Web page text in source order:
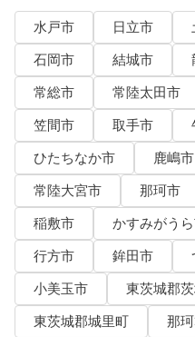
水戸市 日立市
石岡市
結城市
常総市
常陸太田市
笠間市
取手市
ひたちなか市
鹿嶋市
常陸大宮市
那珂市
稲敷市
かすみがう
行方市
鉾田市
小美玉市
東茨城郡
東茨城郡城里町
那